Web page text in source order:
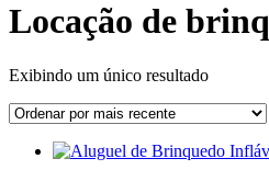
Locação de
Exibindo um único resultado